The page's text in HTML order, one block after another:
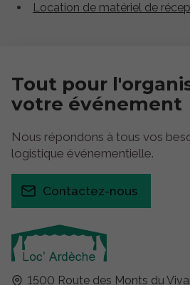
Location de matériel de
1500 Route des Monts du
Tout pour
votre événement
Nous répondons à tous vos
logistique événementielle.
Contactez-nous